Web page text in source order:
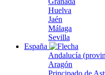
Huelva
Jaén
Málaga
Sevilla
España
Andalucía
Aragón